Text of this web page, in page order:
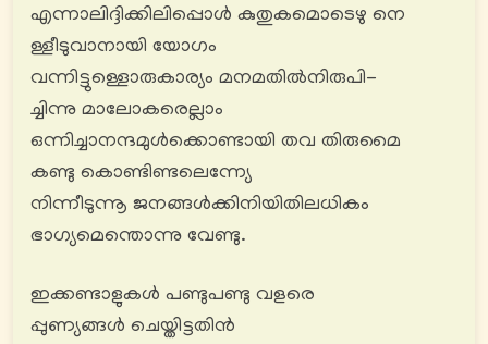
എന്നാലിദ്ദിക്കിലിപ്പൊൾ കുതുകമൊടെഴു നെ
ള്ളീടുവാനായി യോഗം
വന്നിട്ടുള്ളൊരുകാര്യം മനമതിൽനിരുപി-
ച്ചിന്നു മാലോകരെല്ലാം
ഒന്നിച്ചാനന്ദമുൾക്കൊണ്ടായി തവ തിരുമൈ
കണ്ടു കൊണ്ടിണ്ടലെന്ന്യേ
നിന്നീടുന്നൂ ജനങ്ങൾക്കിനിയിതിലധികം
ഭാഗ്യമെന്തൊന്നു വേണ്ടു.
ഇക്കണ്ടാളുകൾ പണ്ടുപണ്ടു വളരെ
പ്പുണ്യങ്ങൾ ചെയ്തിട്ടതിൻ